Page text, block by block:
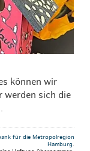
können wir
werden sich die
für die Metropolregion
Hamburg.